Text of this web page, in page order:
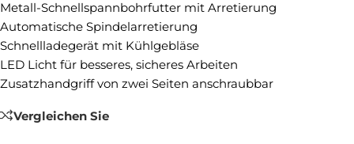
Metall-Schnellspannbohrfutter mit Arretierung
Automatische Spindelarretierung
Schnellladegerät mit Kühlgebläse
LED Licht für besseres, sicheres Arbeiten
Zusatzhandgriff von zwei Seiten anschraubbar
Vergleichen Sie